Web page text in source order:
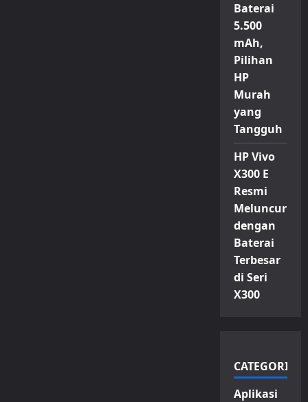
Baterai
5.500
mAh,
Pilihan
HP
Murah
yang
Tangguh
HP Vivo
X300 E
Resmi
Meluncur
dengan
Baterai
Terbesar
di Seri
X300
CATEGORIES
Aplikasi